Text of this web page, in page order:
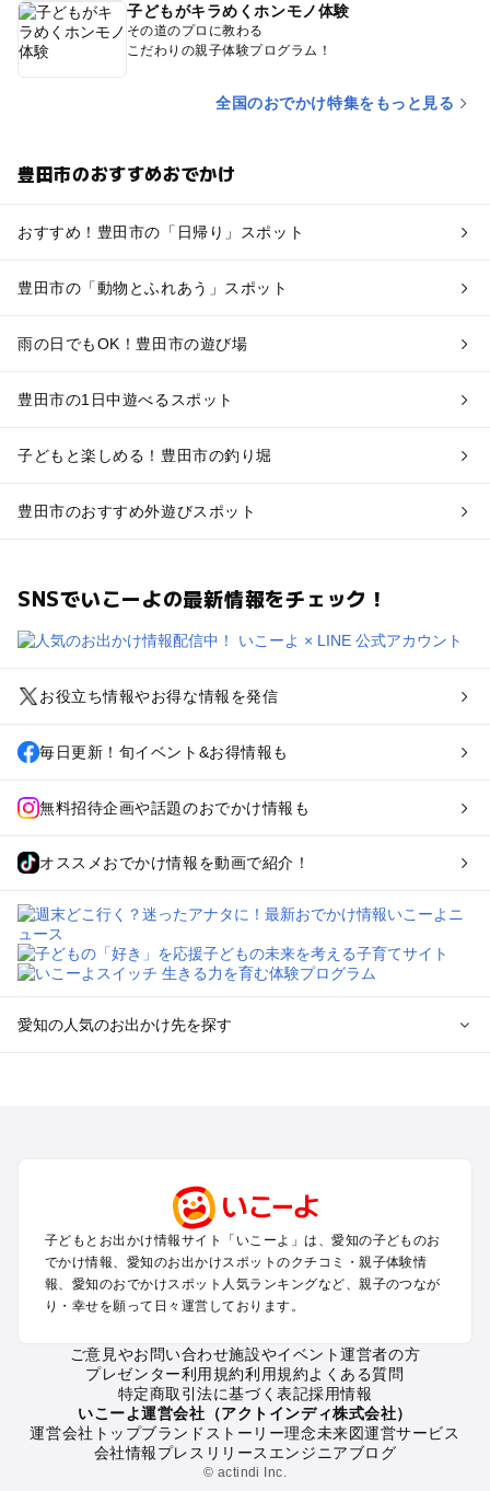
子どもがキラめくホンモノ体験
その道のプロに教わる
こだわりの親子体験プログラム！
全国のおでかけ特集をもっと見る
豊田市のおすすめおでかけ
おすすめ！豊田市の「日帰り」スポット
豊田市の「動物とふれあう」スポット
雨の日でもOK！豊田市の遊び場
豊田市の1日中遊べるスポット
子どもと楽しめる！豊田市の釣り堀
豊田市のおすすめ外遊びスポット
SNSでいこーよの最新情報をチェック！
お役立ち情報やお得な情報を発信
毎日更新！旬イベント&お得情報も
無料招待企画や話題のおでかけ情報も
オススメおでかけ情報を動画で紹介！
愛知の人気のお出かけ先を探す
犬山・一宮・小牧・瀬戸・各務原・尾張のプールお出かけ
知多半島（常滑・半田・南知多）のプールお出かけ
愛知の定番お出かけスポット
愛知の遊園地
愛知のバーベキュー
愛知の釣り
愛知の牧場
愛知のプール
愛知のアスレチック
子どもとお出かけ情報サイト「いこーよ」は、愛知の子どものお
でかけ情報、愛知のお出かけスポットのクチコミ・親子体験情
報、愛知のおでかけスポット人気ランキングなど、親子のつなが
り・幸せを願って日々運営しております。
ご意見やお問い合わせ施設やイベント運営者の方
プレゼンター利用規約利用規約よくある質問
特定商取引法に基づく表記採用情報
いこーよ運営会社（アクトインディ株式会社）
運営会社トップブランドストーリー理念未来図運営サービス
会社情報プレスリリース エンジニアブログ
© actindi Inc.